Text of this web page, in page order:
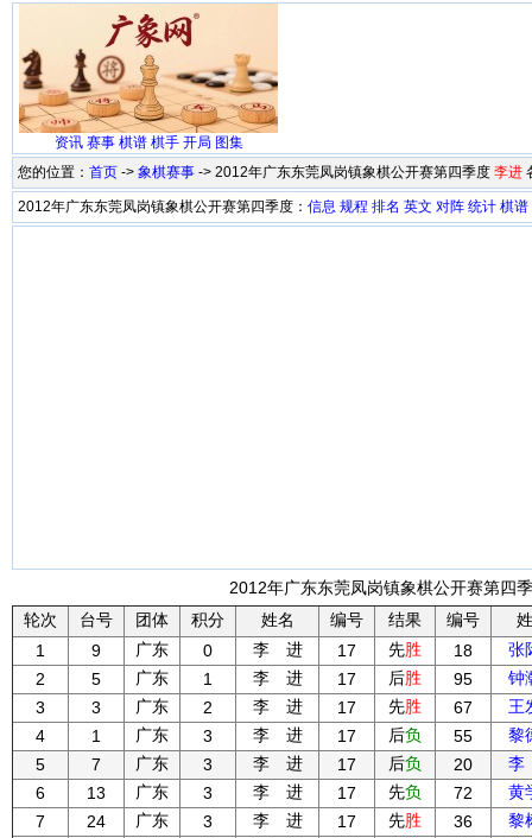
资讯 赛事 棋谱 棋手 开局 图集
您的位置： 首页 -> 象棋赛事 -> 2012年广东东莞凤岗镇象棋公开赛第四季度 李进
2012年广东东莞凤岗镇象棋公开赛第四季度： 信息 规程 排名 英文 对阵 统计 棋谱
2012年广东东莞凤岗镇象棋公开赛第四
轮次
台号 团体 积分 姓名 编号 结果 编号
1
9 广东 0 李 进 17 先胜 18
张
2
5 广东 1 李 进 17 后胜 95
钟
3
3 广东 2 李 进 17 先胜 67
王
4
1 广东 3 李 进 17 后负 55
黎
5
7 广东 3 李 进 17 后负 20
6
13 广东 3 李 进 17 先负 72
黄
7
24 广东 3 李 进 17 先胜 36
黎